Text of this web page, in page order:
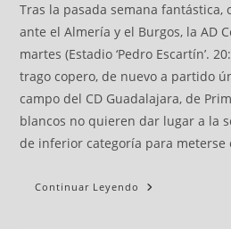
Tras la pasada semana fantástica,
ante el Almería y el Burgos, la AD
martes (Estadio ‘Pedro Escartín’.
trago copero, de nuevo a partido
campo del CD Guadalajara, de
blancos no quieren dar lugar a la
de inferior categoría para meterse
Continuar Leyendo